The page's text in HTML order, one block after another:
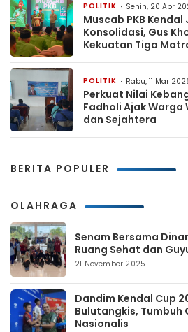
POLITIK Senin, 20 Apr
Muscab PKB
Konsolidasi, Gus
Kekuatan Tiga
POLITIK Rabu, 11 Mar
Perkuat Nilai
Fadholi Ajak Warga
dan Sejahtera
BERITA POPULER
OLAHRAGA
Senam Bersama
Ruang Sehat dan
21 November 2025
Dandim Kendal Cup
Bulutangkis, Tumbuh
Nasionalis